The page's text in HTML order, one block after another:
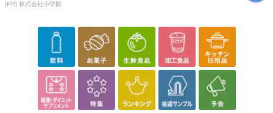
[PR] 株式会社小学館